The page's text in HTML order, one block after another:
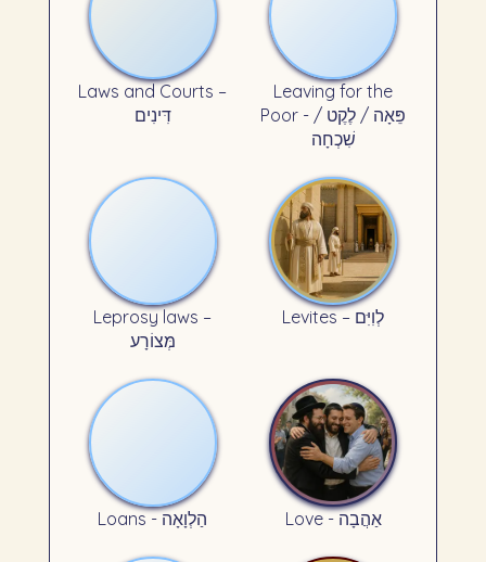
Laws and Courts –
דִּינִים
Leaving for the
Poor - פֵּאָה / לֶקֶט /
שִׁכְחָה
Leprosy laws –
מְּצוֹרָע
Levites – לְוִיִּם
Loans - הַלְוָאָה Love - אַהֲבָה